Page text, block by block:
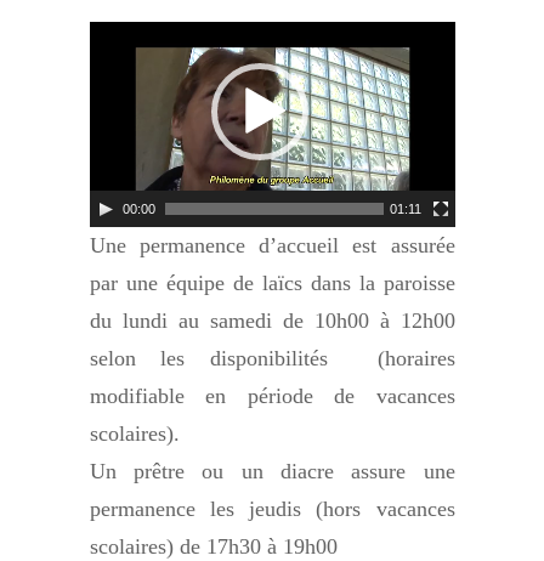
00:00 01:11
Une permanence d’accueil est assurée
par une équipe de laïcs dans la paroisse
du lundi au samedi de 10h00 à 12h00
selon les disponibilités (horaires
modifiable en période de vacances
scolaires).
Un prêtre ou un diacre assure une
permanence les jeudis (hors vacances
scolaires) de 17h30 à 19h00